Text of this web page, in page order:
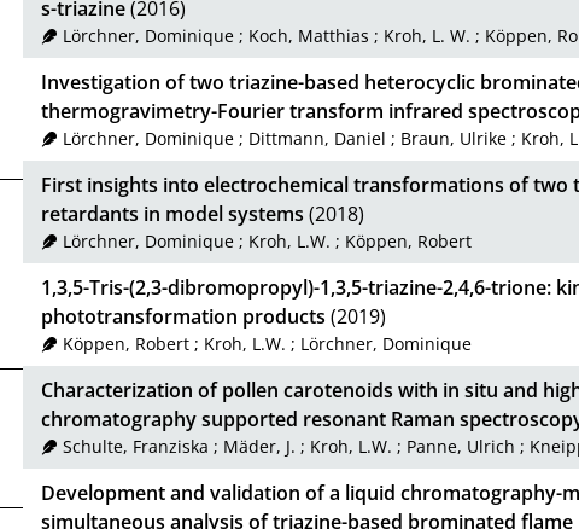
s-triazine(2016)
Lörchner, Dominique ; Koch, Matthias ; Kroh, L. W. ; Köppen,
Investigation of two triazine-based heterocyclic
thermogravimetry-Fourier transform infrared
Lörchner, Dominique ; Dittmann, Daniel ; Braun, Ulrike ; Kroh,
First insights into electrochemical transformations of two
retardants in model systems (2018)
Lörchner, Dominique ; Kroh, L.W. ; Köppen, Robert
1,3,5-Tris-(2,3-dibromopropyl)-1,3,5-triazine-2,4,6-trione:
phototransformation products (2019)
Köppen, Robert ; Kroh, L.W. ; Lörchner, Dominique
Characterization of pollen carotenoids with in situ and
chromatography supported resonant Raman
Schulte, Franziska ; Mäder, J. ; Kroh, L.W. ; Panne, Ulrich ;
Development and validation of a liquid chromatography-
simultaneous analysis of triazine-based brominated